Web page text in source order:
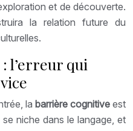
et de découverte.
la relation future du
l’erreur qui
la barrière cognitive est
se niche dans le langage, et